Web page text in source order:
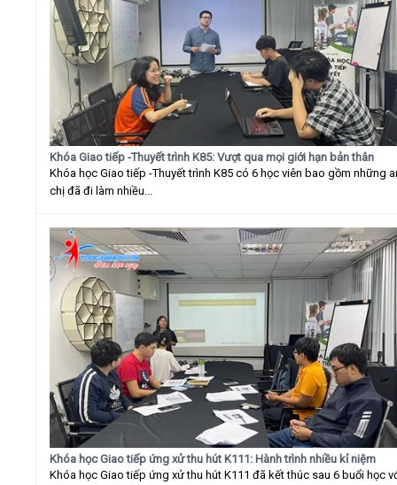
Khóa Giao tiếp -Thuyết trình K85: Vượt qua mọi giới hạn bản thân
Khóa học Giao tiếp -Thuyết trình K85 có 6 học viên bao gồm những
chị đã đi làm nhiều...
Khóa học Giao tiếp ứng xử thu hút K111: Hành trình nhiều kỉ niệm
Khóa học Giao tiếp ứng xử thu hút K111 đã kết thúc sau 6 buổi học